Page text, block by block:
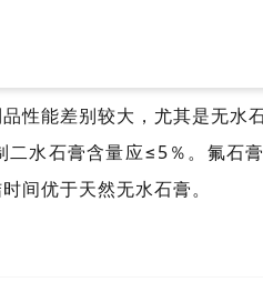
性能差别较大，尤其是无水
水石膏含量应≤5％。 氟石膏
间优于天然无水石膏。